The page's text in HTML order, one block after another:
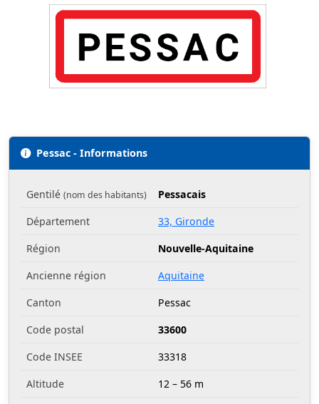
Pessac - Informations
Gentilé (nom des habitants)
Pessacais
Département
33, Gironde
Région
Nouvelle-Aquitaine
Ancienne région
Aquitaine
Canton
Pessac
Code postal
33600
Code INSEE
33318
Altitude
12 – 56 m